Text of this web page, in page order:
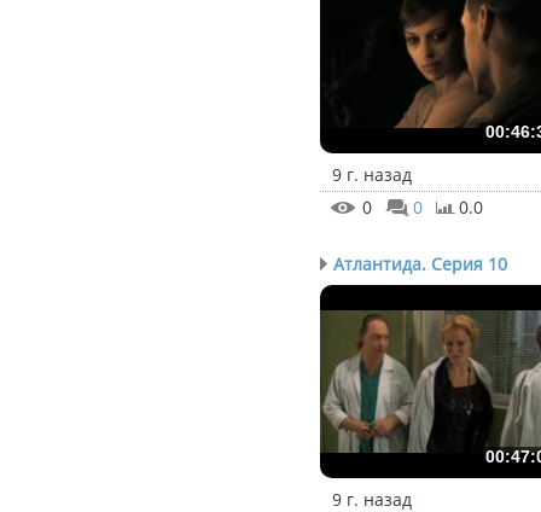
9 г. назад
0
0 0.0
Атлантида. Серия 10
9 г. назад